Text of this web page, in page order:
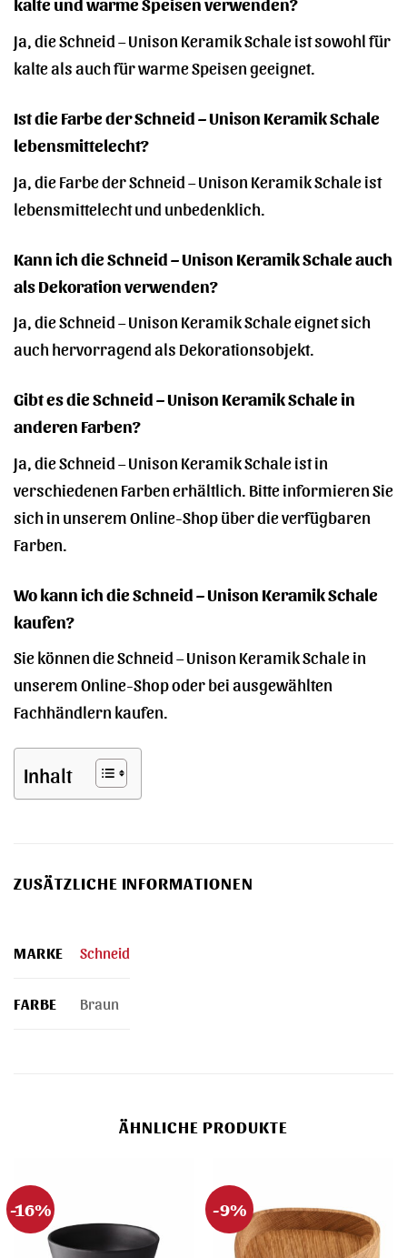
Ja, die Schneid – Unison Keramik Schale ist sowohl für
kalte als auch für warme Speisen geeignet.
Ist die Farbe der Schneid – Unison Keramik Schale
lebensmittelecht?
Ja, die Farbe der Schneid – Unison Keramik Schale ist
lebensmittelecht und unbedenklich.
Kann ich die Schneid – Unison Keramik Schale auch
als Dekoration verwenden?
Ja, die Schneid – Unison Keramik Schale eignet sich
auch hervorragend als Dekorationsobjekt.
Gibt es die Schneid – Unison Keramik Schale in
anderen Farben?
Ja, die Schneid – Unison Keramik Schale ist in
verschiedenen Farben erhältlich. Bitte informieren Sie
sich in unserem Online-Shop über die verfügbaren
Farben.
Wo kann ich die Schneid – Unison Keramik Schale
kaufen?
Sie können die Schneid – Unison Keramik Schale in
unserem Online-Shop oder bei ausgewählten
Fachhändlern kaufen.
Inhalt
ZUSÄTZLICHE INFORMATIONEN
MARKE Schneid
FARBE Braun
ÄHNLICHE PRODUKTE
-16% -9%